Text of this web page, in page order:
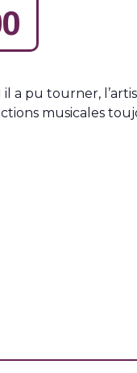
a pu tourner,
musicales